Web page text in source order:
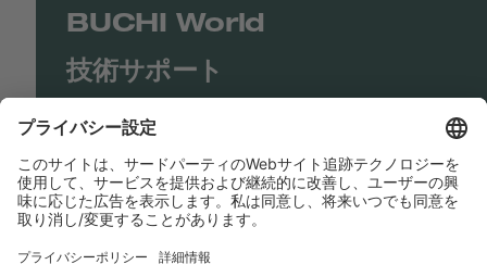
BUCHI World
技術サポート
Shop
Contact us